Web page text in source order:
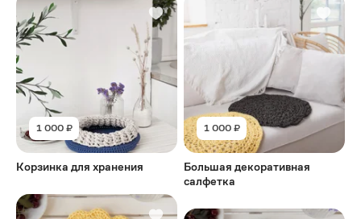
1 000 ₽
Корзинка для хранения
1 000 ₽
Большая декоративная
салфетка